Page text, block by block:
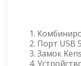
Порт USB
Замок